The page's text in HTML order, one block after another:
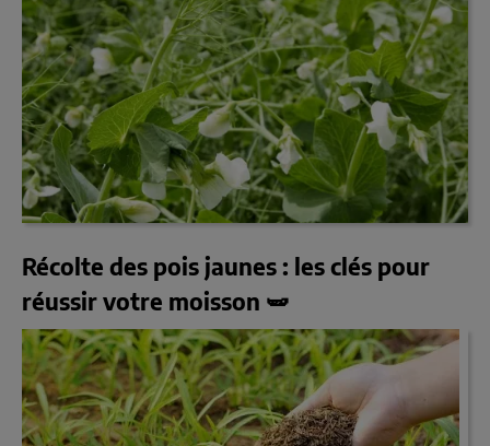
Récolte des pois jaunes : les clés pour
réussir votre moisson 🫛